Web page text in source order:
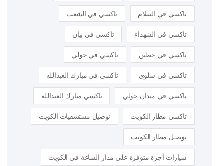
تاكسي في السلام تاكسي في الشعب
تاكسي في الشهداء تاكسي في بيان
تاكسي في حطين تاكسي في حولي
تاكسي في سلوى تاكسي في مبارك العبدالله
تاكسي في ميدان حولي تاكسي مبارك العبدالله
تاكسي مطار الكويت توصيل مستشفيات الكويت
توصيل مطار الكويت
سيارات أجرة متوفرة على مدار الساعة في الكويت